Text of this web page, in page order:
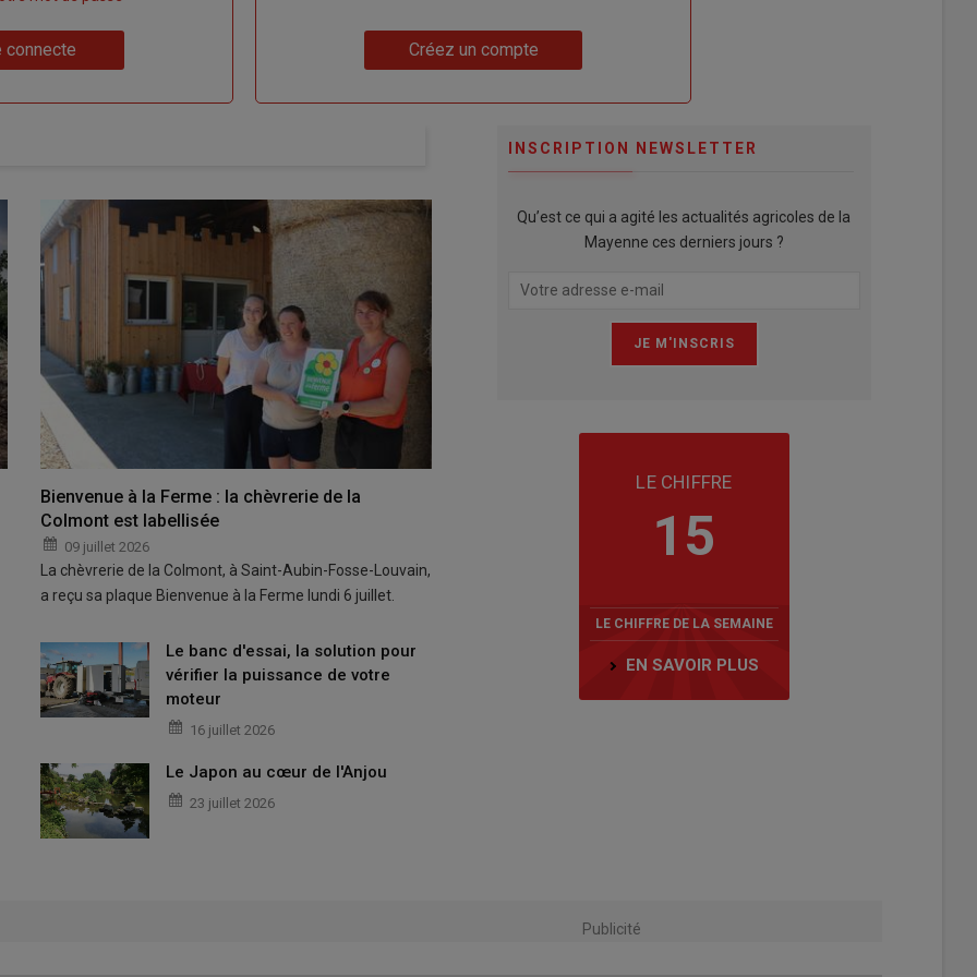
connecte Créez un compte
Bienvenue à la Ferme : la chèvrerie de la
Colmont est labellisée
09 juillet 2026
La chèvrerie de la Colmont, à Saint-Aubin-Fosse-Louvain,
a reçu sa plaque Bienvenue à la Ferme lundi 6 juillet.
Le banc d'essai, la solution pour
vérifier la puissance de votre
moteur
16 juillet 2026
Le Japon au cœur de l'Anjou
23 juillet 2026
INSCRIPTION NEWSLETTER
Qu’est ce qui a agité les actualités agricoles de la
Mayenne ces derniers jours ?
LE CHIFFRE
15
LE CHIFFRE DE LA SEMAINE
EN SAVOIR PLUS
Publicité